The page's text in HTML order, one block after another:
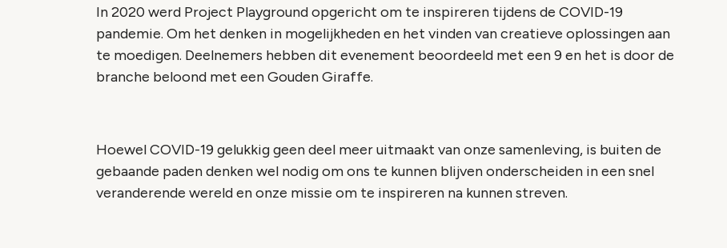
In 2020 werd Project Playground opgericht om te inspireren tijdens de COVID-19
pandemie. Om het denken in mogelijkheden en het vinden van creatieve oplossingen aan
te moedigen. Deelnemers hebben dit evenement beoordeeld met een 9 en het is door de
branche beloond met een Gouden Giraffe.
Hoewel COVID-19 gelukkig geen deel meer uitmaakt van onze samenleving, is buiten de
gebaande paden denken wel nodig om ons te kunnen blijven onderscheiden in een snel
veranderende wereld en onze missie om te inspireren na kunnen streven.